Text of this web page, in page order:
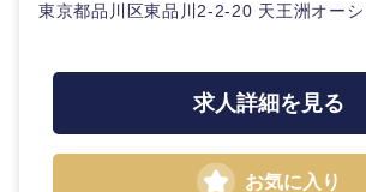
東京都品川区東品川2-2-20 天王洲オー
求人詳細を見る
お気に入り